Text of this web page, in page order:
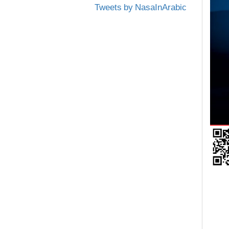
Tweets by NasaInArabic